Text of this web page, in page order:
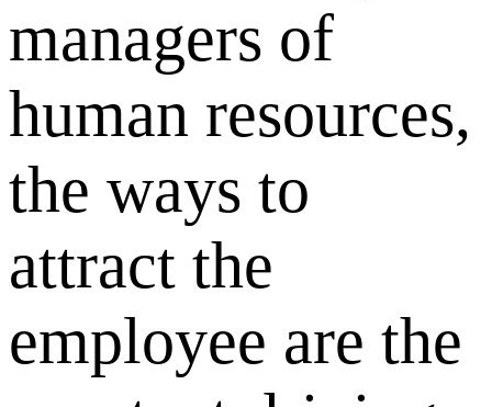
managers of
human resources,
the ways to
attract the
employee are the